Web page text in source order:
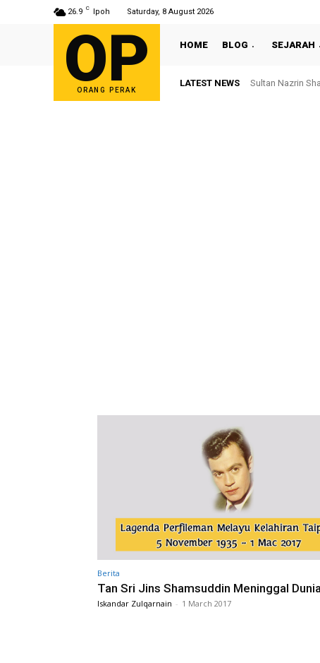
26.9 C Ipoh Saturday, 8 August 2026
OP
ORANG PERAK
HOME BLOG SEJARAH
LATEST NEWS Sultan Nazrin
Bekas ADUN
Berita
Tan Sri Jins Shamsuddin Meninggal Dunia
Iskandar Zulqarnain - 1 March 2017